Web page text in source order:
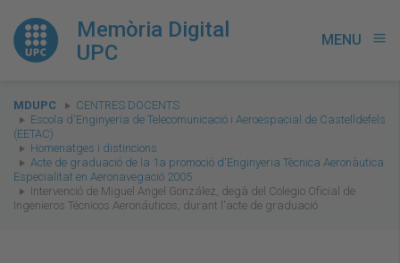
Memòria Digital
UPC
MENU menu
You
are
here:
MDUPC
CENTRES DOCENTS
Escola d'Enginyeria de Telecomunicació i Aeroespacial de Castelldefels
(EETAC)
Homenatges i distincions
Acte de graduació de la 1a promoció d'Enginyeria Tècnica Aeronàutica
Especialitat en Aeronavegació 2005
Intervenció de Miguel Angel González, degà del Colegio Oficial de
Ingenieros Técnicos Aeronáuticos, durant l'acte de graduació